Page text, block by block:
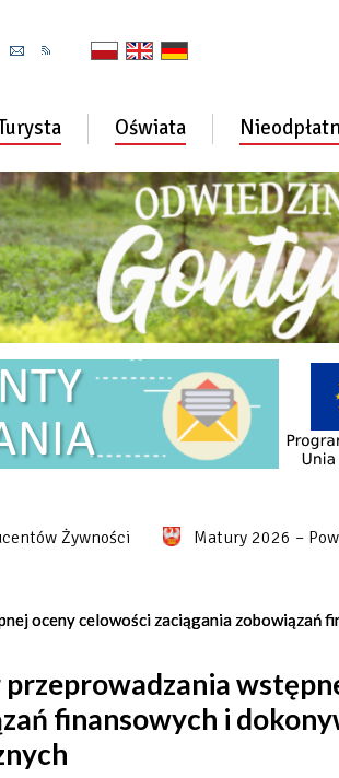
Oświata
Żywności Matury 2026 – Powiat
oceny celowości zaciągania zobowiązań
finansowych i